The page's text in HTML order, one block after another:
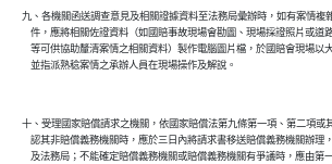
九、各機關函送調查意見及相關證據資料至法務局彙辦時，如有案情複
件，應將相關佐證資料（如國賠事故現場會勘圖、現場採證照片或道
等可供協助釐清案情之相關資料）製作電腦圖片檔，於國賠會現場以
十、受理國家賠償請求之機關，依國家賠償法第九條第一項、第二項或
認其非賠償義務機關時，應於三日內將請求書移送賠償義務機關辦理
及法務局；不能確定賠償義務機關或賠償義務機關有爭議時，應由第